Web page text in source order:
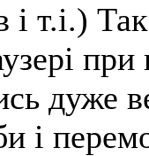
т.і.)
і